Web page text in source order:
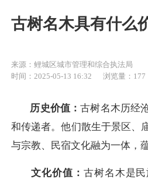
古树名木具有什么
来源：鲤城区城市管理和综合执法局
时间：2025-05-13 16:32
浏览量： 177
历史价值：古树名木历经
和传递者。他们散生于景区、
与宗教、民宿文化融为一体，
文化价值： 古树名木是